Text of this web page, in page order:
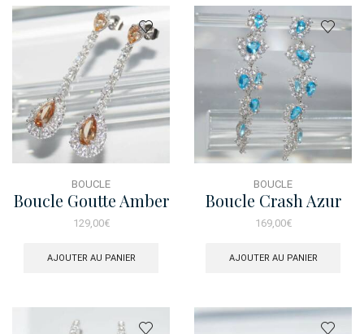
BOUCLE
Boucle Goutte Amber
129,00€
AJOUTER AU PANIER
BOUCLE
Boucle Crash Azur
169,00€
AJOUTER AU PANIER